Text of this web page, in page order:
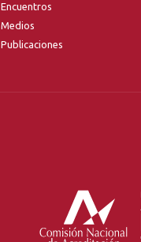
Encuentros
Medios
Publicaciones